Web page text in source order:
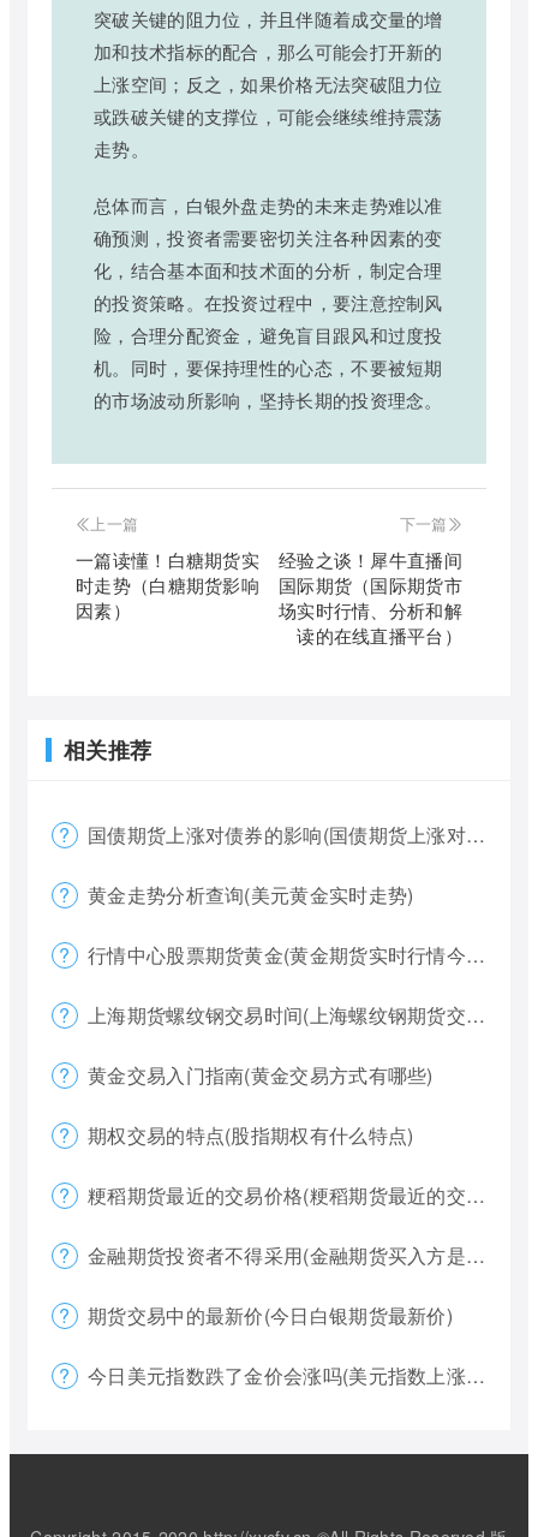
突破关键的阻力位，并且伴随着成交量的增
加和技术指标的配合，那么可能会打开新的
上涨空间；反之，如果价格无法突破阻力位
或跌破关键的支撑位，可能会继续维持震荡
走势。
总体而言，白银外盘走势的未来走势难以准
确预测，投资者需要密切关注各种因素的变
化，结合基本面和技术面的分析，制定合理
的投资策略。在投资过程中，要注意控制风
险，合理分配资金，避免盲目跟风和过度投
机。同时，要保持理性的心态，不要被短期
的市场波动所影响，坚持长期的投资理念。
上一篇
一篇读懂！白糖期货实
时走势（白糖期货影响
因素）
下一篇
经验之谈！犀牛直播间
国际期货（国际期货市
场实时行情、分析和解
读的在线直播平台）
相关推荐
国债期货上涨对债券的影响(国债期货上涨对债券的影响大吗)
黄金走势分析查询(美元黄金实时走势)
行情中心股票期货黄金(黄金期货实时行情今天)
上海期货螺纹钢交易时间(上海螺纹钢期货交割)
黄金交易入门指南(黄金交易方式有哪些)
期权交易的特点(股指期权有什么特点)
粳稻期货最近的交易价格(粳稻期货最近的交易价格是什么)
金融期货投资者不得采用(金融期货买入方是否有履约权利)
期货交易中的最新价(今日白银期货最新价)
今日美元指数跌了金价会涨吗(美元指数上涨金价下跌)